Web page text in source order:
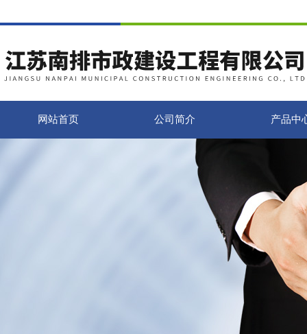
网站首页 公司简介 产品中